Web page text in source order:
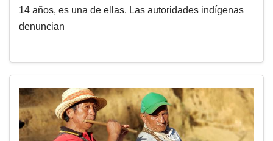
14 años, es una de ellas. Las autoridades indígenas
denuncian